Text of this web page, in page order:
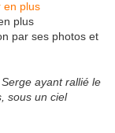
plus
par ses photos et
ayant rallié le
sous un ciel